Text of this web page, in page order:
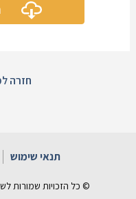
חזרה
תנאי שימוש
© כל הזכויות שמורות